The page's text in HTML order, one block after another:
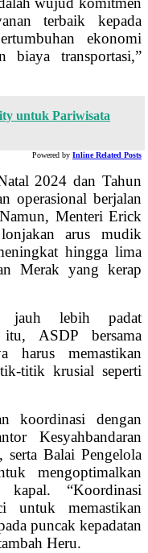
terbaik kepada
ekonomi
biaya transportasi,”
untuk Pariwisata
Powered by Inline Related Posts
2024 dan Tahun
operasional berjalan
Menteri Erick
arus mudik
hingga lima
Merak yang kerap
jauh lebih padat
ASDP bersama
harus memastikan
titik krusial seperti
koordinasi dengan
Kesyahbandaran
serta Balai Pengelola
mengoptimalkan
kapal. “Koordinasi
untuk memastikan
puncak kepadatan
Heru.